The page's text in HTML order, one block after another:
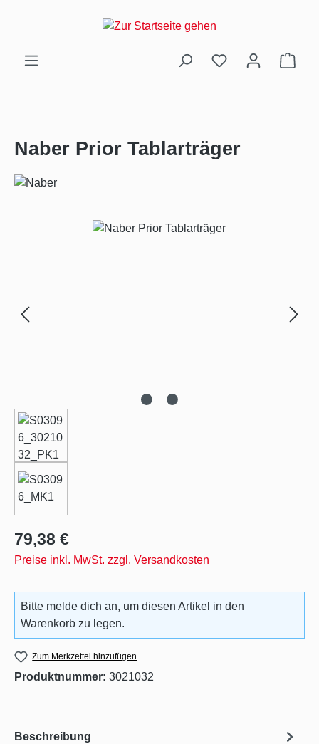
Zum Hauptinhalt springen
Naber Prior Tablarträger
Bildergalerie überspringen
Regulärer Preis:
79,38 €
Preise inkl. MwSt. zzgl. Versandkosten
Bitte melde dich an, um diesen Artikel in den
Warenkorb zu legen.
Zum Merkzettel hinzufügen
Produktnummer: 3021032
Beschreibung